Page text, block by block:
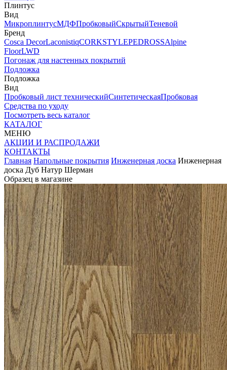
Плинтус
Вид
МикроплинтусМДФПробковыйСкрытыйТеневой
Бренд
Cosca DecorLaconistiqCORKSTYLEPEDROSSAlpine
FloorLWD
Погонаж для настенных покрытий
Подложка
Подложка
Вид
Пробковый лист техническийСинтетическаяПробковая
Средства по уходу
Посмотреть весь каталог
КАТАЛОГ
МЕНЮ
АКЦИИ И РАСПРОДАЖИ
КОНТАКТЫ
Главная Напольные покрытия Инженерная доска Инженерная
доска Дуб Натур Шерман
Образец в магазине